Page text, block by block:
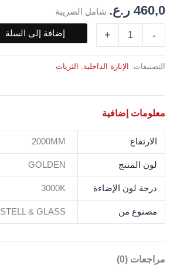
460,0 ر.ع. شامل الضريبة
-
معلقة
800MM
+ إضافة إلى السلة
التصنيفات: الإنارة الداخلية الثريات
معلومات إضافية
الارتفاع 2000MM
لون المنتج GOLDEN
درجة لون الإضاءة 3000K
مصنوع من STELL & GLASS
مراجعات (0)